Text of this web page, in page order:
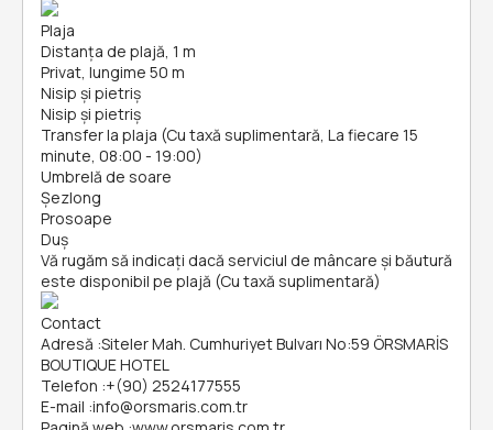
Plaja
Distanța de plajă, 1 m
Privat, lungime 50 m
Nisip și pietriş
Nisip și pietriş
Transfer la plaja (Cu taxă suplimentară, La fiecare 15
minute, 08:00 - 19:00)
Umbrelă de soare
Șezlong
Prosoape
Duș
Vă rugăm să indicați dacă serviciul de mâncare și băutură
este disponibil pe plajă (Cu taxă suplimentară)
Contact
Adresă :Siteler Mah. Cumhuriyet Bulvarı No:59 ÖRSMARİS
BOUTIQUE HOTEL
Telefon :+(90) 2524177555
E-mail :info@orsmaris.com.tr